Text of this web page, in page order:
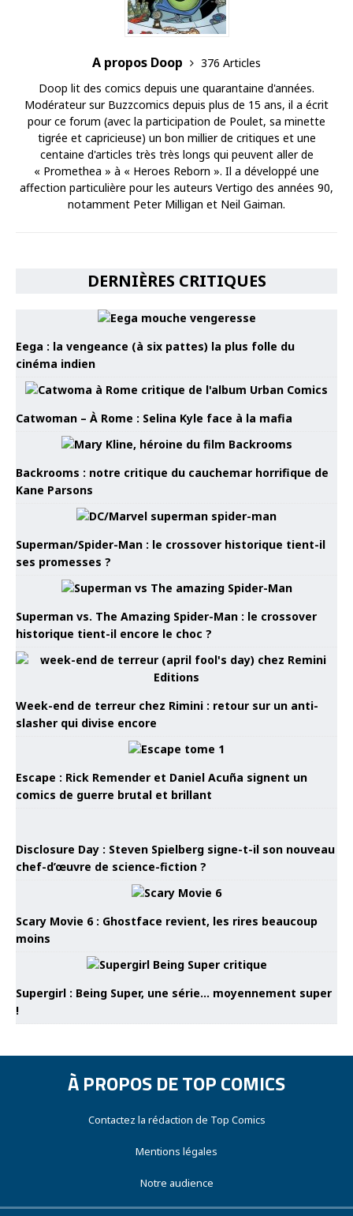
A propos Doop
376 Articles
Doop lit des comics depuis une quarantaine d'années.
Modérateur sur Buzzcomics depuis plus de 15 ans, il a écrit
pour ce forum (avec la participation de Poulet, sa minette
tigrée et capricieuse) un bon millier de critiques et une
centaine d'articles très très longs qui peuvent aller de
« Promethea » à « Heroes Reborn ». Il a développé une
affection particulière pour les auteurs Vertigo des années 90,
notamment Peter Milligan et Neil Gaiman.
DERNIÈRES CRITIQUES
Eega : la vengeance (à six pattes) la plus folle du
cinéma indien
Catwoman – À Rome : Selina Kyle face à la mafia
Backrooms : notre critique du cauchemar horrifique de
Kane Parsons
Superman/Spider-Man : le crossover historique tient-il
ses promesses ?
Superman vs. The Amazing Spider-Man : le crossover
historique tient-il encore le choc ?
Week-end de terreur chez Rimini : retour sur un anti-
slasher qui divise encore
Escape : Rick Remender et Daniel Acuña signent un
comics de guerre brutal et brillant
Disclosure Day : Steven Spielberg signe-t-il son nouveau
chef-d’œuvre de science-fiction ?
Scary Movie 6 : Ghostface revient, les rires beaucoup
moins
Supergirl : Being Super, une série… moyennement super
!
À PROPOS DE TOP COMICS
Contactez la rédaction de Top Comics
Mentions légales
Notre audience